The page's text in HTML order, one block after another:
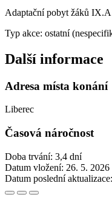
Adaptační pobyt žáků IX.A
Typ akce: ostatní
Další informace
Adresa místa konání
Liberec
Časová náročnost
Doba trvání: 3,4 dní
Datum vložení: 26. 5. 2026
Datum poslední aktualizace: